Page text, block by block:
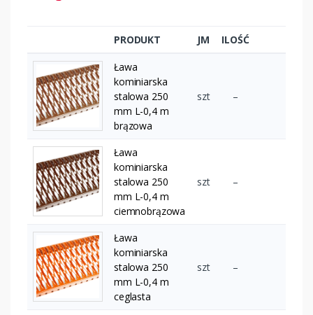
PRODUKT JM ILOŚĆ
Ława
kominiarska
stalowa 250
mm L-0,4 m
brązowa
szt –
Ława
kominiarska
stalowa 250
mm L-0,4 m
ciemnobrązowa
szt –
Ława
kominiarska
stalowa 250
mm L-0,4 m
ceglasta
szt –